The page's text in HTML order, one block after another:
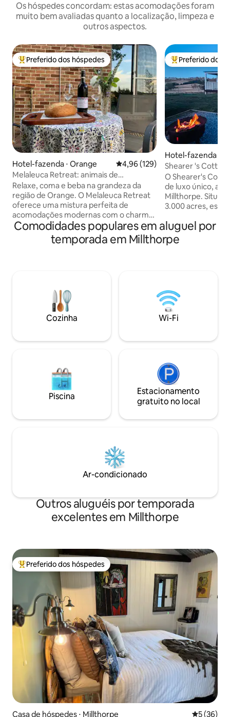
Os hóspedes concordam: estas acomodações foram
muito bem avaliadas quanto a localização, limpeza e
outros aspectos.
Entre os melhores preferidos dos hóspedes
Preferido dos hóspedes
Hotel-fazenda ⋅ Orange 4,96 de uma avaliação média de
4,96 (129)
Melaleuca Retreat: animais de
estimação, veículos elétricos, vinícolas e
boa comida
Relaxe, coma e beba na grandeza da
região de Orange. O Melaleuca Retreat
oferece uma mistura perfeita de
acomodações modernas com o charme
de um retiro rural. Localizado nos limites
de Orange entre pequenas residências
de área cultivada. Tem um grande deck
terrenos abertos que hospedam muitas
aves nativas, bem como nossos animais
de fazenda. Animais de estimação, o
quintal pode ser fechado. Um
disponível
Entre os
Preferido dos
Hotel-fazenda ⋅
Shearer 's
fazenda
O Shearer's
de luxo único, a
Millthorpe.
3.000 acres, esta
moderno da
atmosfera serena
hóspedes
churrasco e
convida os
ar livre durante
sujeitos a
Comodidades populares em aluguel por
temporada em Millthorpe
Cozinha Wi-Fi
Piscina
Estacionamento
gratuito no local
Ar-condicionado
Outros aluguéis por temporada
excelentes em Millthorpe
Entre os melhores preferidos dos hóspedes
Preferido dos hóspedes
Casa de hóspedes ⋅ Millthorpe 5 de uma
5 (36)